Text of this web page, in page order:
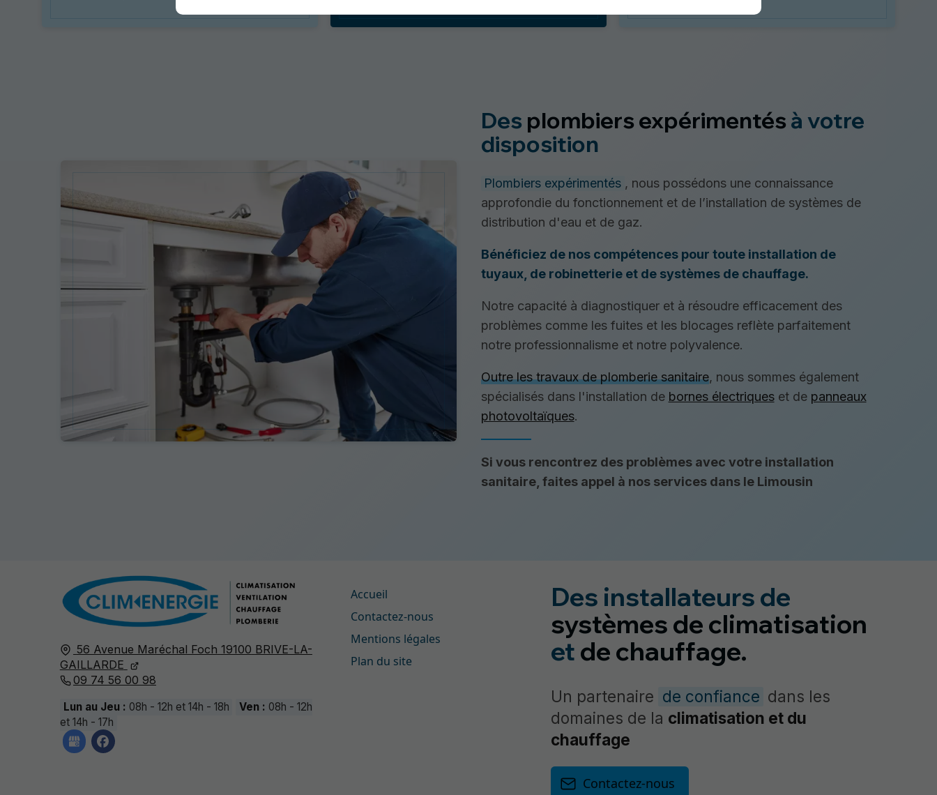
Des plombiers expérimentés à votre
disposition
Plombiers expérimentés , nous possédons une connaissance
approfondie du fonctionnement et de l’installation de systèmes de
distribution d'eau et de gaz.
Bénéficiez de nos compétences pour toute installation de
tuyaux, de robinetterie et de systèmes de chauffage.
Notre capacité à diagnostiquer et à résoudre efficacement des
problèmes comme les fuites et les blocages reflète parfaitement
notre professionnalisme et notre polyvalence.
Outre les travaux de plomberie sanitaire, nous sommes également
spécialisés dans l'installation de bornes électriqueset de panneaux
photovoltaïques.
Si vous rencontrez des problèmes avec votre installation
sanitaire, faites appel à nos services dans le Limousin
56 Avenue Maréchal Foch 19100 BRIVE-LA-
GAILLARDE
09 74 56 00 98
Lun au Jeu : 08h - 12h et 14h - 18h Ven : 08h - 12h
et 14h - 17h
Accueil
Contactez-nous
Mentions légales
Plan du site
Des installateurs de
systèmes de climatisation
et de chauffage.
Un partenaire de confiance dans les
domaines de la climatisation et du
chauffage
Contactez-nous